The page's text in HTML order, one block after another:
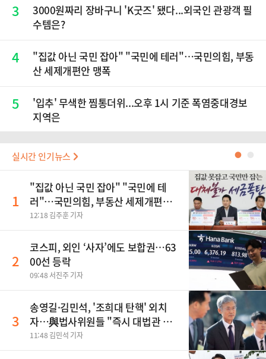
3
3000원짜리 장바구니 'K굿즈' 됐다...외국인 관광객 필
수템은?
4
"집값 아닌 국민 잡아" "국민에 테러"…국민의힘, 부동
산 세제개편안 맹폭
5
'입추' 무색한 찜통더위...오후 1시 기준 폭염중대경보
지역은
실시간 인기뉴스 ●
1
"집값 아닌 국민 잡아" "국민에 테
러"…국민의힘, 부동산 세제개편안
맹폭
12:18 김주훈 기자
2
코스피, 외인 ‘사자’에도 보합권…63
00선 등락
09:48 서진주 기자
3
송영길·김민석, '조희대 탄핵' 외치
자…與법사위원들 "즉시 대법관 제
청하라"
11:48 김민석 기자